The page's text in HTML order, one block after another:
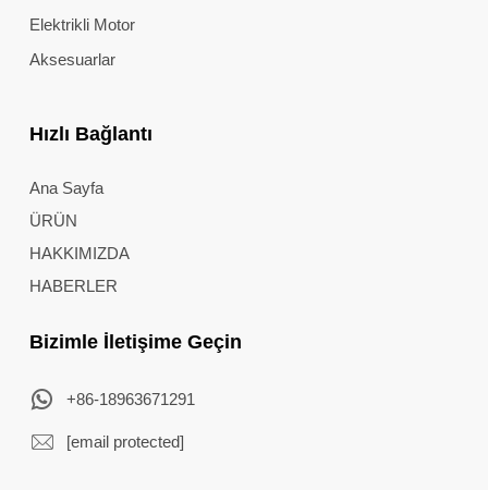
Elektrikli Motor
Aksesuarlar
Hızlı Bağlantı
Ana Sayfa
ÜRÜN
HAKKIMIZDA
HABERLER
Bizimle İletişime Geçin
+86-18963671291
[email protected]